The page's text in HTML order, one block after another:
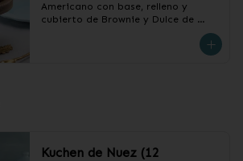
Americano con base, relleno y
cubierto de Brownie y Dulce de
Kuchen de Nuez (12